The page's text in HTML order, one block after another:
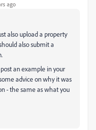
ago
also upload a property
also submit a
an example in your
advice on why it was
- the same as what you